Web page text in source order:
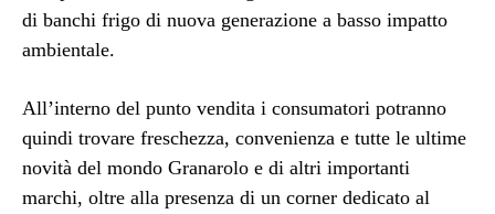
di banchi frigo di nuova generazione a basso impatto
ambientale.
All’interno del punto vendita i consumatori potranno
quindi trovare freschezza, convenienza e tutte le ultime
novità del mondo Granarolo e di altri importanti
marchi, oltre alla presenza di un corner dedicato al